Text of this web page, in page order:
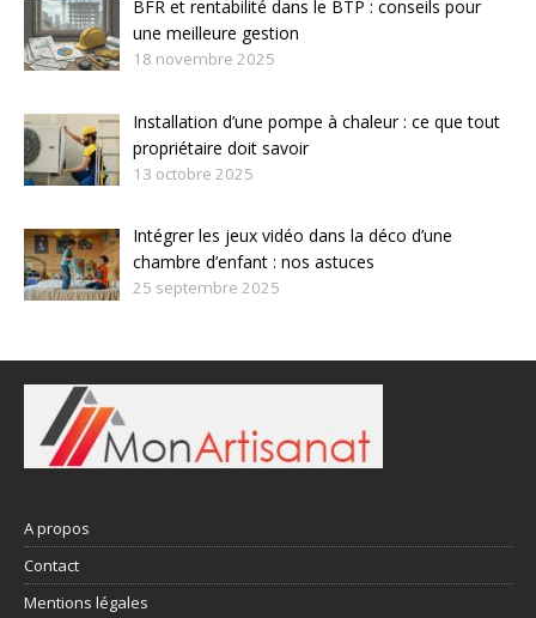
BFR et rentabilité dans le BTP : conseils pour
une meilleure gestion
18 novembre 2025
Installation d’une pompe à chaleur : ce que tout
propriétaire doit savoir
13 octobre 2025
Intégrer les jeux vidéo dans la déco d’une
chambre d’enfant : nos astuces
25 septembre 2025
A propos
Contact
Mentions légales